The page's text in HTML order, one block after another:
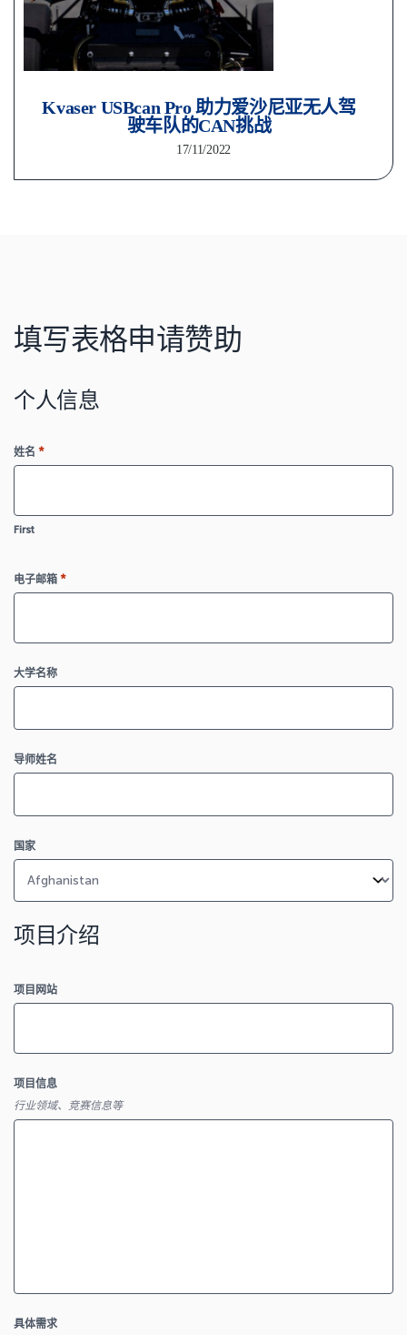
Kvaser USBcan Pro 助力爱沙尼亚无人驾
驶车队的CAN挑战
17/11/2022
填写表格申请赞助
个人信息
姓名 *
First
电子邮箱 *
大学名称
导师姓名
国家
项目介绍
项目网站
项目信息
行业领域、竞赛信息等
具体需求